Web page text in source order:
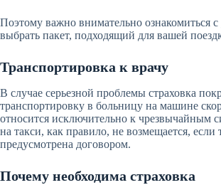
Поэтому важно внимательно ознакомиться
выбрать пакет, подходящий для вашей
Транспортировка к врачу
В случае серьезной проблемы страховка
транспортировку в больницу на машине
относится исключительно к чрезвычайным
на такси, как правило, не возмещается, если
предусмотрена договором.
Почему необходима страховка